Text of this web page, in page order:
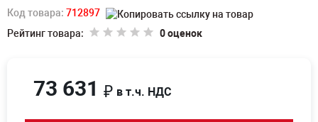
Код товара: 712897
Рейтинг товара:
0 оценок
73 631 ₽ в т.ч. НДС